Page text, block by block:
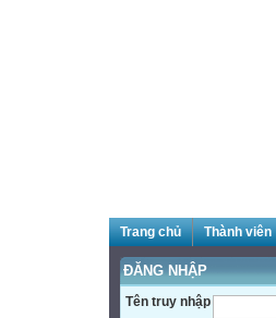
Trang chủ Thành viên
ĐĂNG NHẬP
Tên truy nhập